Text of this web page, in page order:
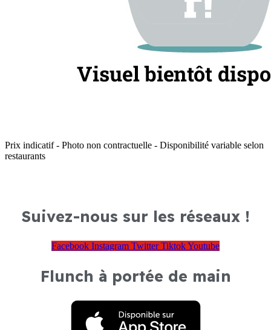
Prix indicatif - Photo non contractuelle - Disponibilité variable selon
restaurants
Suivez-nous sur les réseaux !
Facebook Instagram Twitter TiktokYoutube
Flunch à portée de main